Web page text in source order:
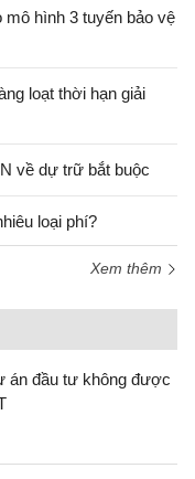
mô hình 3 tuyến bảo vệ
loạt thời hạn giải
về dự trữ bắt buộc
loại phí?
Xem thêm
án đầu tư không được